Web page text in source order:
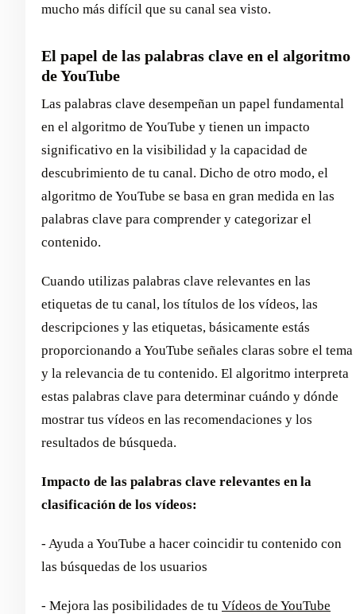
mucho más difícil que su canal sea visto.
El papel de las palabras clave en el algoritmo
de YouTube
Las palabras clave desempeñan un papel fundamental
en el algoritmo de YouTube y tienen un impacto
significativo en la visibilidad y la capacidad de
descubrimiento de tu canal. Dicho de otro modo, el
algoritmo de YouTube se basa en gran medida en las
palabras clave para comprender y categorizar el
contenido.
Cuando utilizas palabras clave relevantes en las
etiquetas de tu canal, los títulos de los vídeos, las
descripciones y las etiquetas, básicamente estás
proporcionando a YouTube señales claras sobre el tema
y la relevancia de tu contenido. El algoritmo interpreta
estas palabras clave para determinar cuándo y dónde
mostrar tus vídeos en las recomendaciones y los
resultados de búsqueda.
Impacto de las palabras clave relevantes en la
clasificación de los vídeos:
- Ayuda a YouTube a hacer coincidir tu contenido con
las búsquedas de los usuarios
- Mejora las posibilidades de tu Vídeos de YouTube